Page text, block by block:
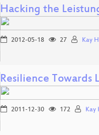
Hacking the
2012-05-18 27 Kay
Resilience Towards
2011-12-30 172 Kay